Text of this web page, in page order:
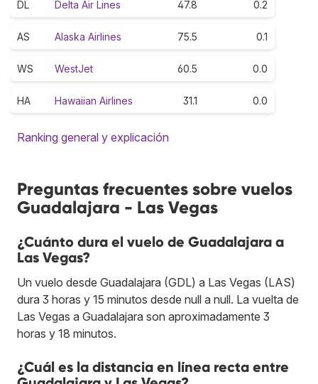
DL Delta Air Lines 47.8 0.2
AS Alaska Airlines 75.5 0.1
WS WestJet 60.5 0.0
HA Hawaiian Airlines 31.1 0.0
Ranking general y explicación
Preguntas frecuentes sobre vuelos
Guadalajara - Las Vegas
¿Cuánto dura el vuelo de Guadalajara a
Las Vegas?
Un vuelo desde Guadalajara (GDL) a Las Vegas (LAS)
dura 3 horas y 15 minutos desde null a null. La vuelta de
Las Vegas a Guadalajara son aproximadamente 3
horas y 18 minutos.
¿Cuál es la distancia en línea recta entre